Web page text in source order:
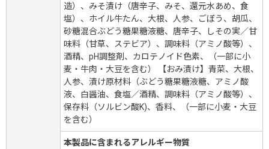
造）、みそ漬け（唐辛子、みそ、還元水あめ、食
塩）、ホイル牛たん、大根、人参、ごぼう、胡瓜、
砂糖混合ぶどう糖果糖液糖、唐辛子、しその実／甘
味料（甘草、ステビア）、調味料（アミノ酸等）、
酒精、pH調整剤、カロテノイド色素、（一部に小
麦・牛肉・大豆を含む） 【おみ漬け】青菜、大根、
人参、漬け原材料（ぶどう糖果糖液糖、アミノ酸
液、白醤油、食塩／酒精、調味料（アミノ酸等）、
保存料（ソルビン酸K)、香料、（一部に小麦・大豆
を含む）
本製品に含まれるアレルギー物質